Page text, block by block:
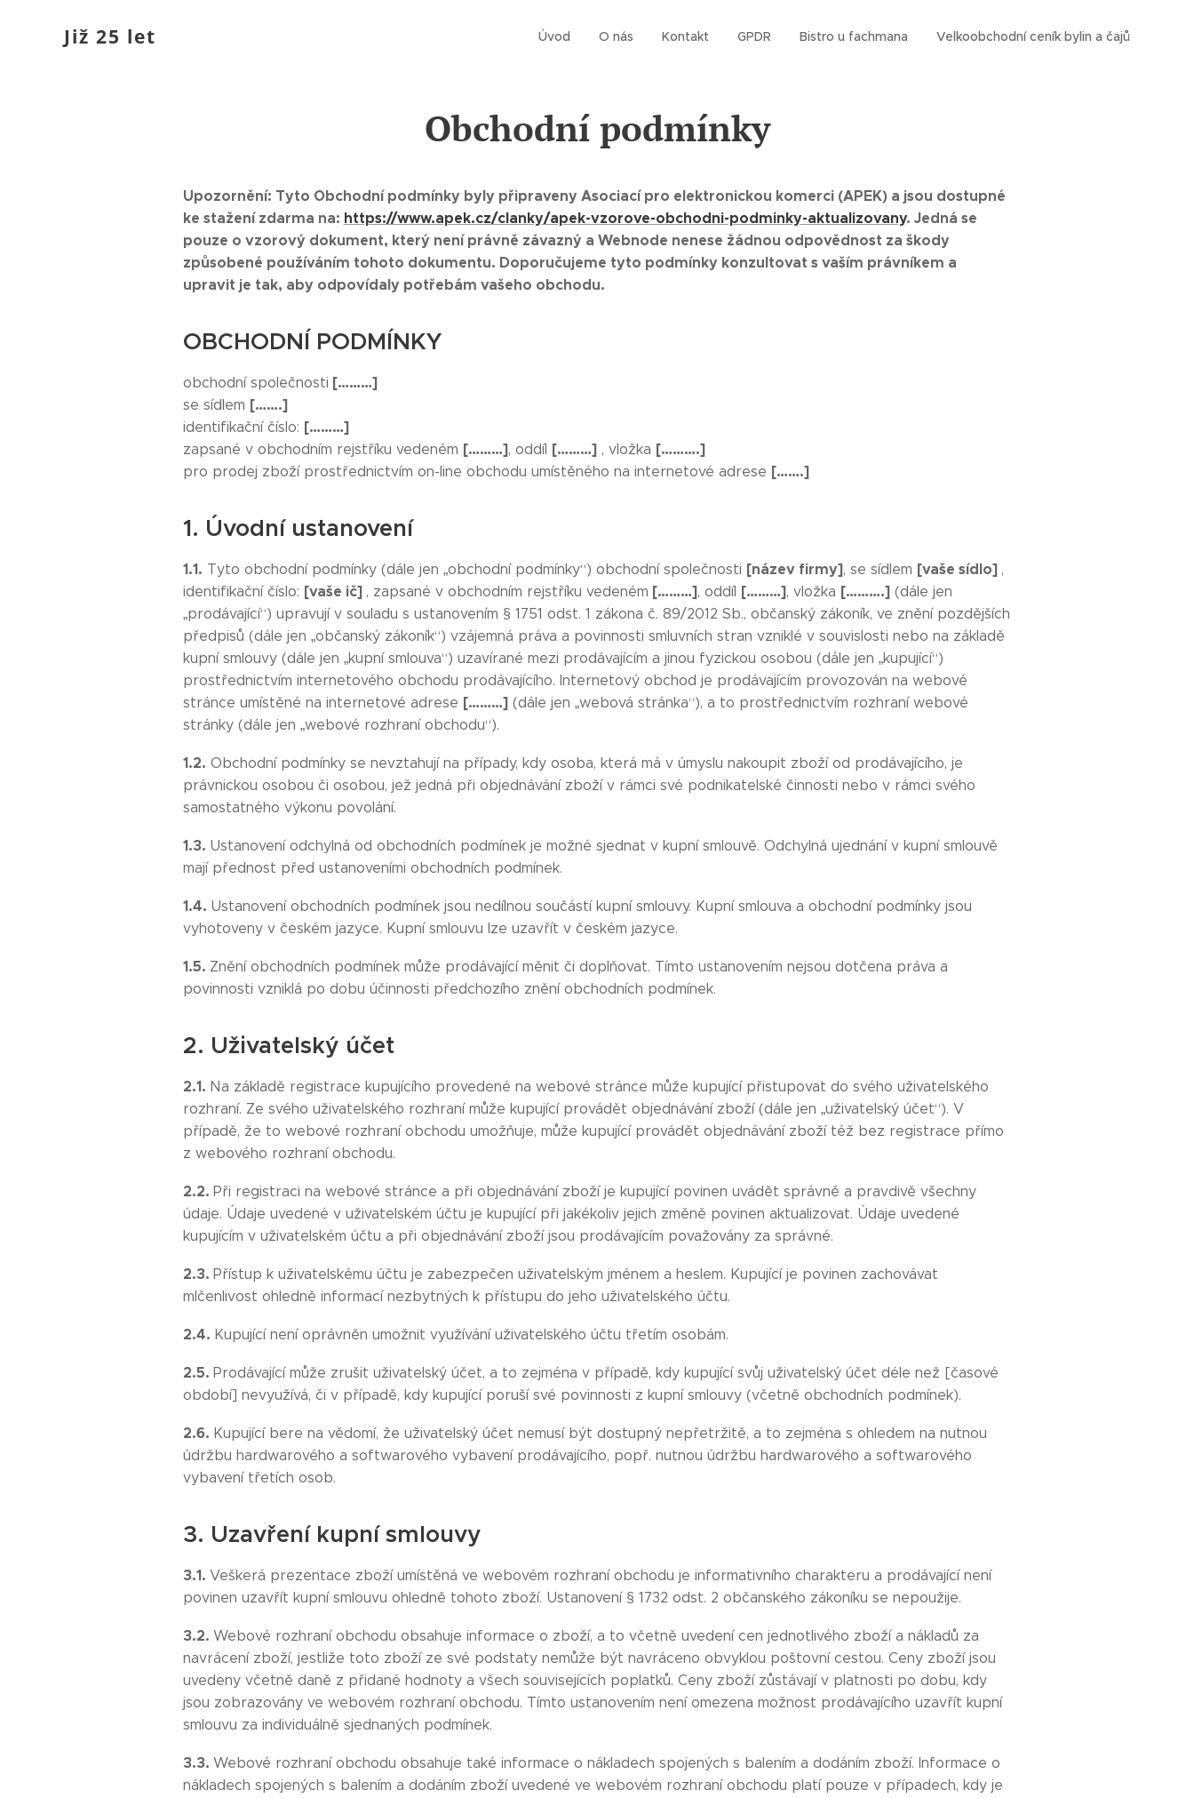
Již 25 let Úvod O nás Kontakt GPDR Bistro u fachmana Velkoobchodní ceník bylin a čajů
Obchodní podmínky
Upozornění: Tyto Obchodní podmínky byly připraveny Asociací pro elektronickou komerci (APEK) a jsou dostupné
ke stažení zdarma na: https://www.apek.cz/clanky/apek-vzorove-obchodni-podminky-aktualizovany. Jedná se
pouze o vzorový dokument, který není právně závazný a Webnode nenese žádnou odpovědnost za škody
způsobené používáním tohoto dokumentu. Doporučujeme tyto podmínky konzultovat s vaším právníkem a
upravit je tak, aby odpovídaly potřebám vašeho obchodu.
OBCHODNÍ PODMÍNKY
obchodní společnosti [………]
se sídlem […….]
identifikační číslo: [………]
zapsané v obchodním rejstříku vedeném [………], oddíl [………], vložka [……….]
pro prodej zboží prostřednictvím on-line obchodu umístěného na internetové adrese […….]
1. Úvodní ustanovení
1.1. Tyto obchodní podmínky (dále jen „obchodní podmínky“) obchodní společnosti [název firmy], se sídlem [vaše sídlo] ,
identifikační číslo: [vaše ič] , zapsané v obchodním rejstříku vedeném [………], oddíl [………], vložka [……….](dále jen
„prodávající“) upravují v souladu s ustanovením § 1751 odst. 1 zákona č. 89/2012 Sb., občanský zákoník, ve znění pozdějších
předpisů (dále jen „občanský zákoník“) vzájemná práva a povinnosti smluvních stran vzniklé v souvislosti nebo na základě
kupní smlouvy (dále jen „kupní smlouva“) uzavírané mezi prodávajícím a jinou fyzickou osobou (dále jen „kupující“)
prostřednictvím internetového obchodu prodávajícího. Internetový obchod je prodávajícím provozován na webové
stránce umístěné na internetové adrese [………](dále jen „webová stránka“), a to prostřednictvím rozhraní webové
stránky (dále jen „webové rozhraní obchodu“).
1.2. Obchodní podmínky se nevztahují na případy, kdy osoba, která má v úmyslu nakoupit zboží od prodávajícího, je
právnickou osobou či osobou, jež jedná při objednávání zboží v rámci své podnikatelské činnosti nebo v rámci svého
samostatného výkonu povolání.
1.3. Ustanovení odchylná od obchodních podmínek je možné sjednat v kupní smlouvě. Odchylná ujednání v kupní smlouvě
mají přednost před ustanoveními obchodních podmínek.
1.4. Ustanovení obchodních podmínek jsou nedílnou součástí kupní smlouvy. Kupní smlouva a obchodní podmínky jsou
vyhotoveny v českém jazyce. Kupní smlouvu lze uzavřít v českém jazyce.
1.5. Znění obchodních podmínek může prodávající měnit či doplňovat. Tímto ustanovením nejsou dotčena práva a
povinnosti vzniklá po dobu účinnosti předchozího znění obchodních podmínek.
2. Uživatelský účet
2.1. Na základě registrace kupujícího provedené na webové stránce může kupující přistupovat do svého uživatelského
rozhraní. Ze svého uživatelského rozhraní může kupující provádět objednávání zboží (dále jen „uživatelský účet“). V
případě, že to webové rozhraní obchodu umožňuje, může kupující provádět objednávání zboží též bez registrace přímo
z webového rozhraní obchodu.
2.2. Při registraci na webové stránce a při objednávání zboží je kupující povinen uvádět správně a pravdivě všechny
údaje. Údaje uvedené v uživatelském účtu je kupující při jakékoliv jejich změně povinen aktualizovat. Údaje uvedené
kupujícím v uživatelském účtu a při objednávání zboží jsou prodávajícím považovány za správné.
2.3. Přístup k uživatelskému účtu je zabezpečen uživatelským jménem a heslem. Kupující je povinen zachovávat
mlčenlivost ohledně informací nezbytných k přístupu do jeho uživatelského účtu.
2.4. Kupující není oprávněn umožnit využívání uživatelského účtu třetím osobám.
2.5. Prodávající může zrušit uživatelský účet, a to zejména v případě, kdy kupující svůj uživatelský účet déle než [časové
období] nevyužívá, či v případě, kdy kupující poruší své povinnosti z kupní smlouvy (včetně obchodních podmínek).
2.6. Kupující bere na vědomí, že uživatelský účet nemusí být dostupný nepřetržitě, a to zejména s ohledem na nutnou
údržbu hardwarového a softwarového vybavení prodávajícího, popř. nutnou údržbu hardwarového a softwarového
vybavení třetích osob.
3. Uzavření kupní smlouvy
3.1. Veškerá prezentace zboží umístěná ve webovém rozhraní obchodu je informativního charakteru a prodávající není
povinen uzavřít kupní smlouvu ohledně tohoto zboží. Ustanovení § 1732 odst. 2 občanského zákoníku se nepoužije.
3.2. Webové rozhraní obchodu obsahuje informace o zboží, a to včetně uvedení cen jednotlivého zboží a nákladů za
navrácení zboží, jestliže toto zboží ze své podstaty nemůže být navráceno obvyklou poštovní cestou. Ceny zboží jsou
uvedeny včetně daně z přidané hodnoty a všech souvisejících poplatků. Ceny zboží zůstávají v platnosti po dobu, kdy
jsou zobrazovány ve webovém rozhraní obchodu. Tímto ustanovením není omezena možnost prodávajícího uzavřít kupní
smlouvu za individuálně sjednaných podmínek.
3.3. Webové rozhraní obchodu obsahuje také informace o nákladech spojených s balením a dodáním zboží. Informace o
nákladech spojených s balením a dodáním zboží uvedené ve webovém rozhraní obchodu platí pouze v případech, kdy je